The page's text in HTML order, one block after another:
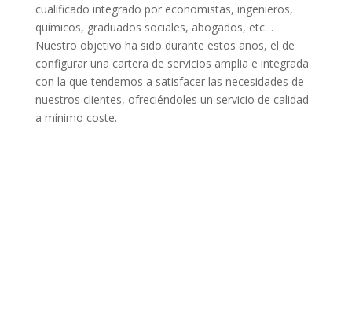
cualificado integrado por economistas, ingenieros,
químicos, graduados sociales, abogados, etc…
Nuestro objetivo ha sido durante estos años, el de
configurar una cartera de servicios amplia e integrada
con la que tendemos a satisfacer las necesidades de
nuestros clientes, ofreciéndoles un servicio de calidad
a mínimo coste.